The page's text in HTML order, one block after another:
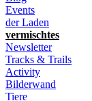
Events
der Laden
vermischtes
Newsletter
Tracks & Trails
Activity
Bilderwand
Tiere